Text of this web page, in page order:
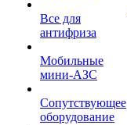
Все для
антифриза
Мобильные
мини-АЗС
Сопутствующее
оборудование